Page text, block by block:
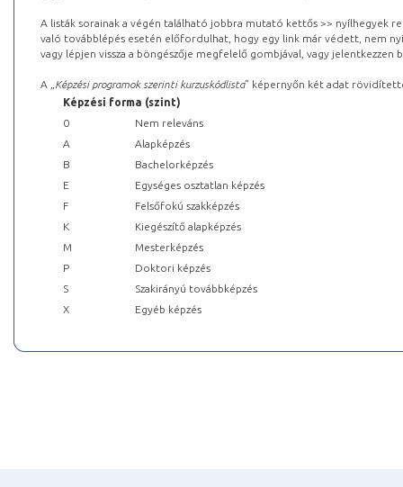
A listák sorainak a végén található jobbra mutató kettős >> nyílhegyek
való továbblépés esetén előfordulhat, hogy egy link már védett, nem
vagy lépjen vissza a böngészője megfelelő gombjával, vagy
A „ Képzési programok szerinti kurzuskódlista” képernyőn két adat
Képzési forma (szint)
0
Nem releváns
A
Alapképzés
B
Bachelorképzés
E
Egységes osztatlan képzés
F
Felsőfokú szakképzés
K
Kiegészítő alapképzés
M
Mesterképzés
P
Doktori képzés
S
Szakirányú továbbképzés
X
Egyéb képzés